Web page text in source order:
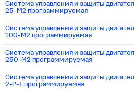
Система управления и защиты
25-M2 программируемая
Система управления и защиты
100-M2 программируемая
Система управления и защиты
250-M2 программируемая
Система управления и защиты
2-P-T программируемая